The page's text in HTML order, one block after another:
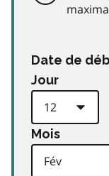
Date de
Jour
Mois